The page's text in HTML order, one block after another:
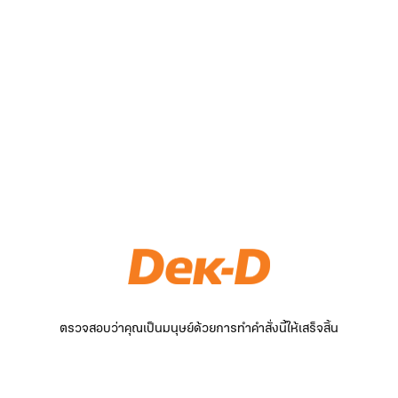
ตรวจสอบว่าคุณเป็นมนุษย์ด้วยการทำคำสั่งนี้ให้เสร็จสิ้น